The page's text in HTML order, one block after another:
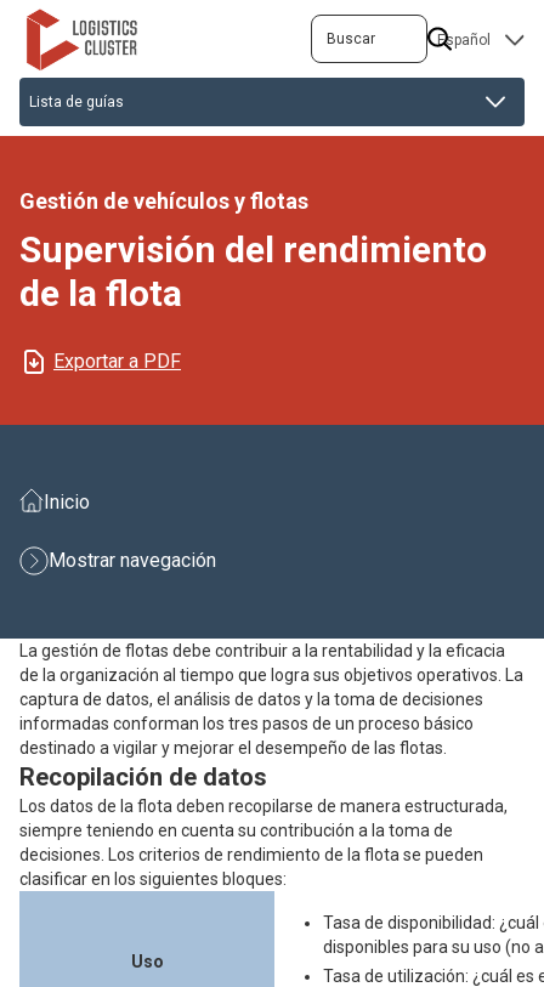
Pasar
contenido
principal
Buscar
SELECT
YOUR
Gestión de vehículos y flotas
Supervisión del rendimiento
de la flota
Exportar a PDF
Inicio
Mostrar navegación
La gestión de flotas debe contribuir a la rentabilidad y la eficacia
de la organización al tiempo que logra sus objetivos operativos. La
captura de datos, el análisis de datos y la toma de decisiones
informadas conforman los tres pasos de un proceso básico
destinado a vigilar y mejorar el desempeño de las flotas.
Recopilación de datos
Los datos de la flota deben recopilarse de manera estructurada,
siempre teniendo en cuenta su contribución a la toma de
decisiones. Los criterios de rendimiento de la flota se pueden
clasificar en los siguientes bloques:
Uso
Tasa de disponibilidad:
disponibles para su uso (no
Tasa de utilización: ¿cuál